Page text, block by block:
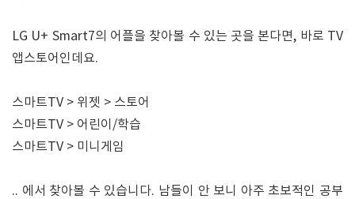
LG U+ Smart7의 어플을 찾아볼 수 있는 곳을 본다면, 바로 TV
앱스토어인데요.
스마트TV > 위젯 > 스토어
스마트TV > 어린이/학습
스마트TV > 미니게임
.. 에서 찾아볼 수 있습니다. 남들이 안 보니 아주 초보적인 공부